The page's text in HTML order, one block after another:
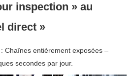
inspection » au
direct »
Chaînes entièrement exposées –
secondes par jour.